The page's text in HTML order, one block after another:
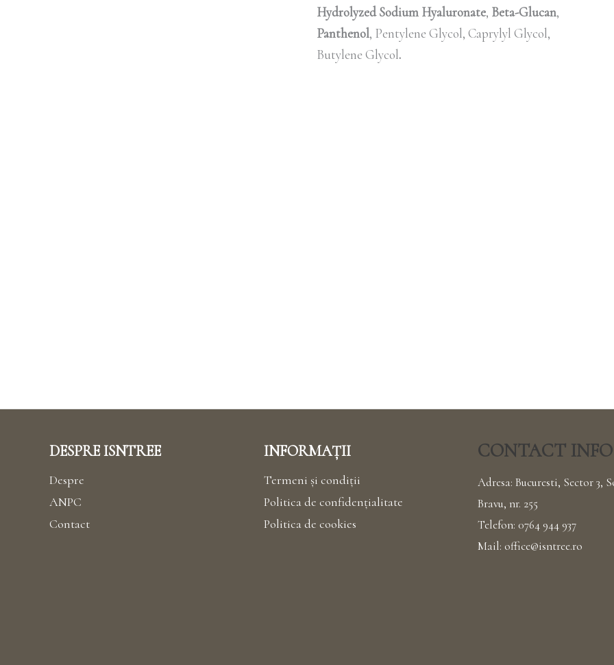
Hydrolyzed Sodium Hyaluronate, Beta-Glucan,
Panthenol, Pentylene Glycol, Caprylyl Glycol,
Butylene Glycol.
DESPRE ISNTREE
Despre
ANPC
Contact
INFORMAȚII
Termeni și condiții
Politica de confidențialitate
Politica de cookies
CONTACT INFO
Adresa: Bucuresti, Sector 3,
Bravu, nr. 255
Telefon: 0764 944 937
Mail: office@isntree.ro